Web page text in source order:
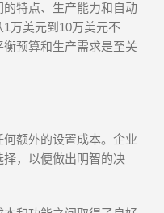
特点、生产能力和自动
万美元到10万美元不
预算和生产需求是至关
额外的设置成本。企业
，以便做出明智的决